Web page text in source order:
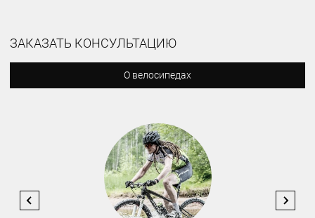
ЗАКАЗАТЬ КОНСУЛЬТАЦИЮ
О велосипедах